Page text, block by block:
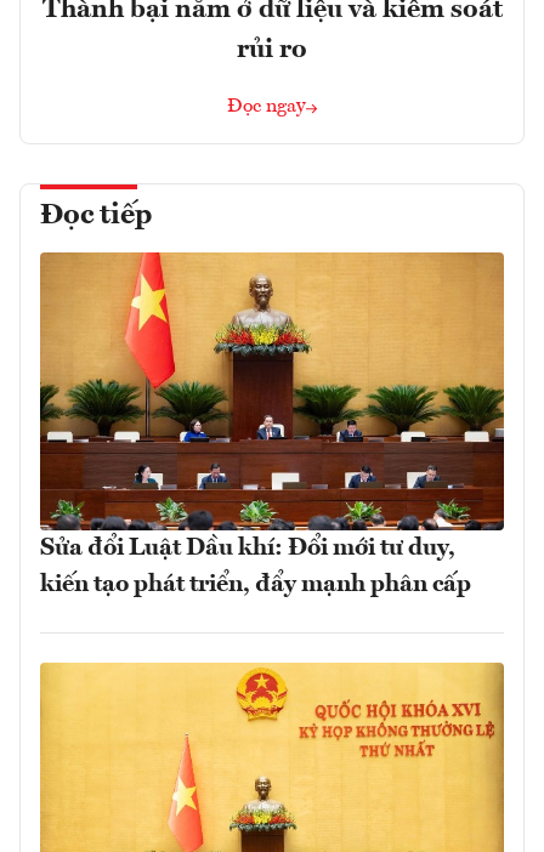
Thành bại nằm ở dữ liệu và kiểm soát
rủi ro
Đọc ngay
Đọc tiếp
Sửa đổi Luật Dầu khí: Đổi mới tư duy,
kiến tạo phát triển, đẩy mạnh phân cấp